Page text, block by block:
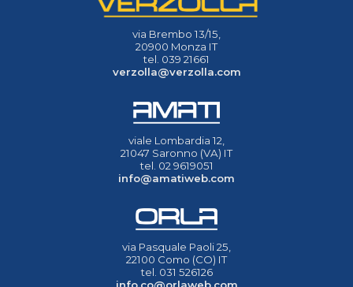
via Brembo 13/15,
20900 Monza IT
tel. 039 21661
verzolla@verzolla.com
viale Lombardia 12,
21047 Saronno (VA) IT
tel. 02 9619051
info@amatiweb.com
via Pasquale Paoli 25,
22100 Como (CO) IT
tel. 031 526126
info.co@orlaweb.com